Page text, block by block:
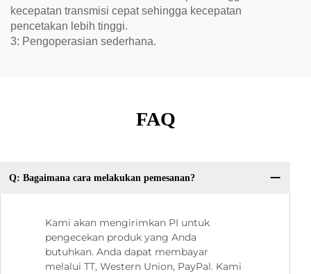
kecepatan transmisi cepat sehingga kecepatan
pencetakan lebih tinggi.
3: Pengoperasian sederhana.
FAQ
Q: Bagaimana cara melakukan pemesanan?
Kami akan mengirimkan PI untuk
pengecekan produk yang Anda
butuhkan. Anda dapat membayar
melalui TT, Western Union, PayPal. Kami